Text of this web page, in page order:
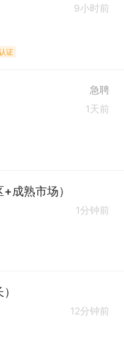
9小时前
证
急聘
1天前
成熟市场）
1分钟前
12分钟前